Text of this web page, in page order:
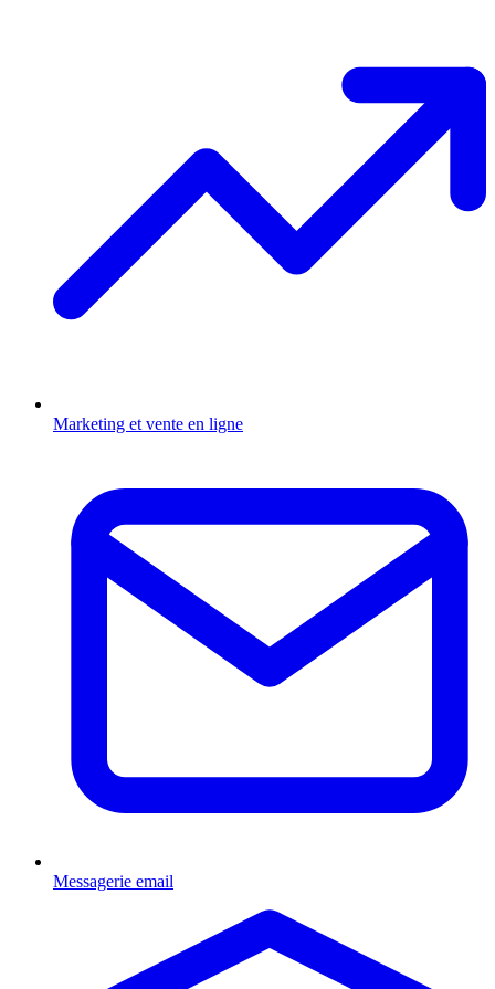
Marketing et vente en ligne
Messagerie email